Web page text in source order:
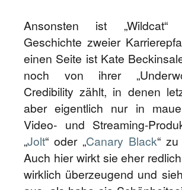
Ansonsten ist
Geschichte zweier
einen Seite ist Kate
noch von ihrer
Credibility zählt, in denen
aber eigentlich nur in
Video- und Streaming-
„Jolt“ oder „Canary Black“
Auch hier wirkt sie eher
wirklich überzeugend und